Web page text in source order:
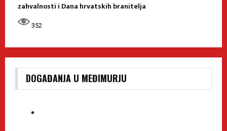
zahvalnosti i Dana hrvatskih branitelja
352
DOGAĐANJA U MEĐIMURJU